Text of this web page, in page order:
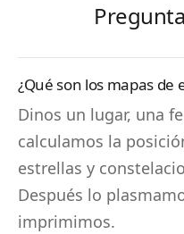
¿Qué son los mapas de
Dinos un lugar, una
calculamos la
estrellas y
Después lo
imprimimos.